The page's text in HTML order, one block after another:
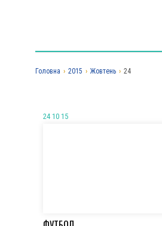
Головна › 2015 › Жовтень › 24
24 10 15